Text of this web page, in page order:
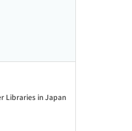
Libraries in Japan